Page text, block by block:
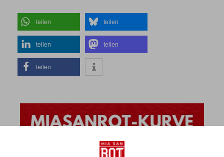
teilen teilen
teilen teilen
teilen